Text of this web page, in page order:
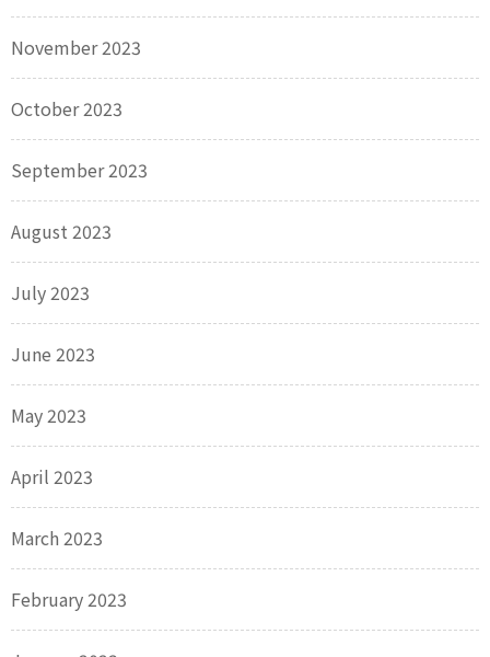
November 2023
October 2023
September 2023
August 2023
July 2023
June 2023
May 2023
April 2023
March 2023
February 2023